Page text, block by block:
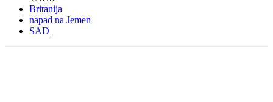
Britanija
napad na Jemen
SAD